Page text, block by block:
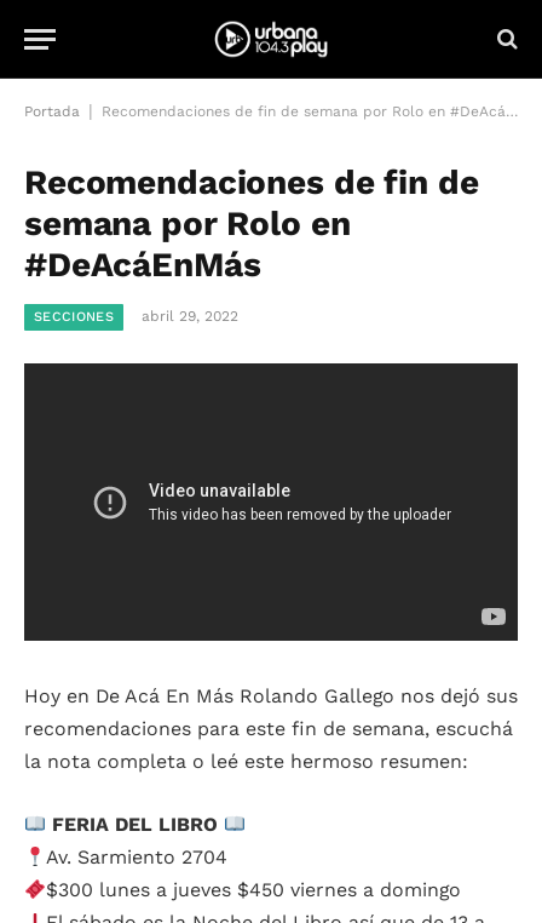
Portada Recomendaciones de fin de semana por Rolo en #DeAcáEnMás
Recomendaciones de fin de
semana por Rolo en
#DeAcáEnMás
SECCIONES abril 29, 2022
Hoy en De Acá En Más Rolando Gallego nos dejó sus
recomendaciones para este fin de semana, escuchá
la nota completa o leé este hermoso resumen:
FERIA DEL LIBRO
Av. Sarmiento 2704
$300 lunes a jueves $450 viernes a domingo